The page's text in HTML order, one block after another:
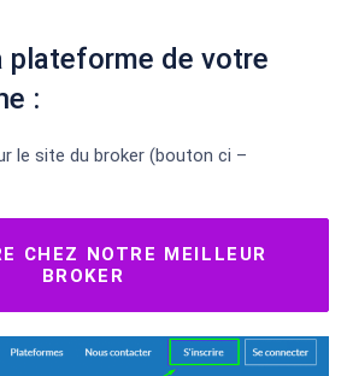
plateforme de votre
:
le site du broker (bouton ci –
CHEZ NOTRE MEILLEUR
BROKER